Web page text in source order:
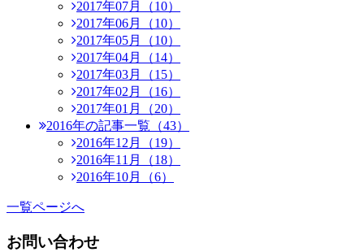
2017年07月（10）
2017年06月（10）
2017年05月（10）
2017年04月（14）
2017年03月（15）
2017年02月（16）
2017年01月（20）
2016年の記事一覧（43）
2016年12月（19）
2016年11月（18）
2016年10月（6）
一覧ページへ
お問い合わせ